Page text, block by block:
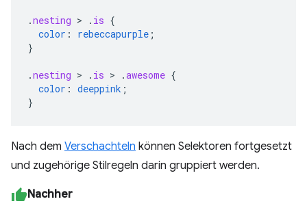
.nesting > . is {
color : rebeccapurple ;
}
.nesting > . is > .awesome {
color : deeppink ;
}
Nach dem Verschachteln können Selektoren fortgesetzt
und zugehörige Stilregeln darin gruppiert werden.
Nachher